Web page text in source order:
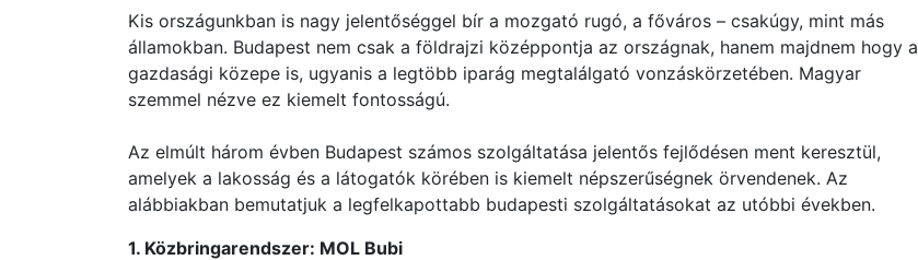
Kis országunkban is nagy jelentőséggel bír a mozgató rugó, a főváros – csakúgy, mint más
államokban. Budapest nem csak a földrajzi középpontja az országnak, hanem majdnem hogy a
gazdasági közepe is, ugyanis a legtöbb iparág megtalálgató vonzáskörzetében. Magyar
szemmel nézve ez kiemelt fontosságú.
Az elmúlt három évben Budapest számos szolgáltatása jelentős fejlődésen ment keresztül,
amelyek a lakosság és a látogatók körében is kiemelt népszerűségnek örvendenek. Az
alábbiakban bemutatjuk a legfelkapottabb budapesti szolgáltatásokat az utóbbi években.
1. Közbringarendszer: MOL Bubi